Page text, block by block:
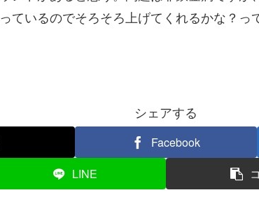
ているのでそろそろ上げてくれるかな？っ
シェアする
Facebook
LINE